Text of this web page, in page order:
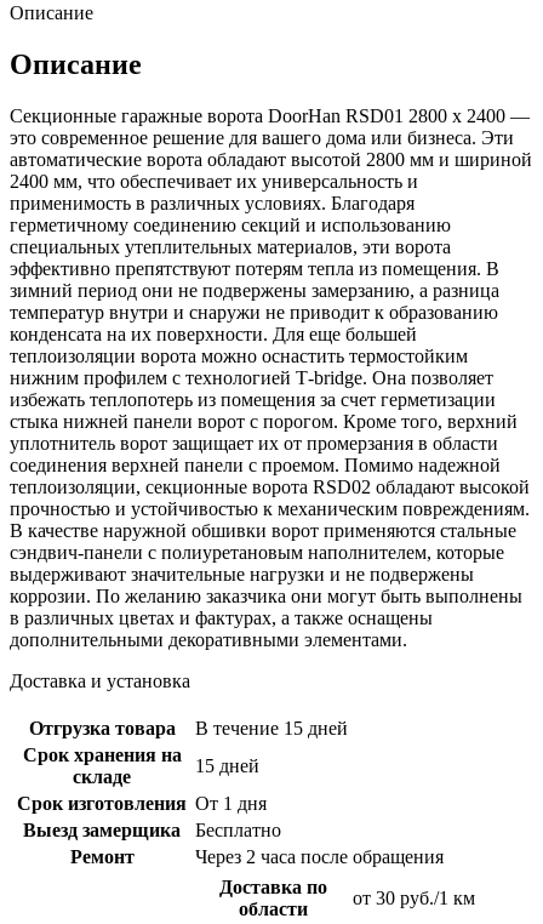
Описание
Описание
Секционные гаражные ворота DoorHan RSD01 2800 х 2400 —
это современное решение для вашего дома или бизнеса. Эти
автоматические ворота обладают высотой 2800 мм и шириной
2400 мм, что обеспечивает их универсальность и
применимость в различных условиях. Благодаря
герметичному соединению секций и использованию
специальных утеплительных материалов, эти ворота
эффективно препятствуют потерям тепла из помещения. В
зимний период они не подвержены замерзанию, а разница
температур внутри и снаружи не приводит к образованию
конденсата на их поверхности. Для еще большей
теплоизоляции ворота можно оснастить термостойким
нижним профилем с технологией Т-bridge. Она позволяет
избежать теплопотерь из помещения за счет герметизации
стыка нижней панели ворот с порогом. Кроме того, верхний
уплотнитель ворот защищает их от промерзания в области
соединения верхней панели с проемом. Помимо надежной
теплоизоляции, секционные ворота RSD02 обладают высокой
прочностью и устойчивостью к механическим повреждениям.
В качестве наружной обшивки ворот применяются стальные
сэндвич-панели с полиуретановым наполнителем, которые
выдерживают значительные нагрузки и не подвержены
коррозии. По желанию заказчика они могут быть выполнены
в различных цветах и фактурах, а также оснащены
дополнительными декоративными элементами.
Доставка и установка
Отгрузка товара
В течение 15 дней
Срок хранения на
складе
15 дней
Срок изготовления От 1 дня
Выезд замерщика
Бесплатно
Ремонт
Через 2 часа после обращения
Доставка по
области
от 30 руб./1 км